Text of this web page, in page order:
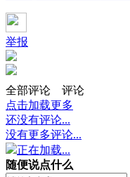
举报
全部评论
评论
点击加载更多
还没有评论...
没有更多评论...
正在加载...
随便说点什么